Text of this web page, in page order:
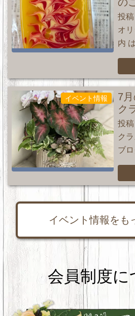
投稿
オ
内
イベント情報
7
ク
投
ク
ブ
イベント情報をも
会員制度に